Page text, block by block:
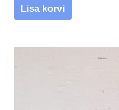
Lisa korvi